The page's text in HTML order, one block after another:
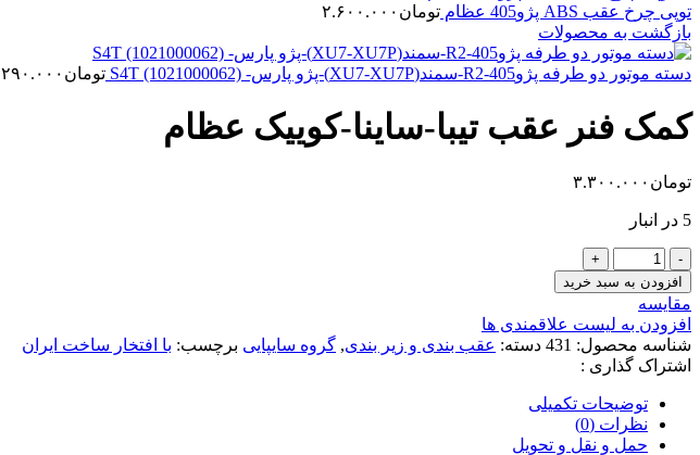
توپی چرخ عقب ABS پژو405 عظام تومان ۲.۶۰۰.۰۰۰
بازگشت به محصولات
دسته موتور دو طرفه پژو405-R2-سمند(XU7-XU7P)-پژو پارس- S4T (1021000062) تومان ۲۹۰.۰۰۰
کمک فنر عقب تیبا-ساینا-کوییک عظام
تومان ۳.۳۰۰.۰۰۰
5 در انبار
کمک
فنر
عقب
تیبا-
ساینا-
کوییک
عظام
عدد
افزودن به سبد خرید
مقایسه
افزودن به لیست علاقمندی ها
شناسه محصول: 431 دسته: عقب بندی و زیر بندی, گروه سایپایی برچسب: با افتخار ساخت ایران
اشتراک گذاری :
توضیحات تکمیلی
نظرات (0)
حمل و نقل و تحویل